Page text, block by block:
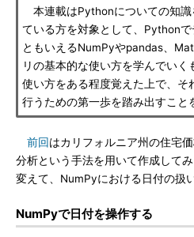
本連載はPythonについての知識
ている方を対象として、Python
ともいえるNumPyやpandas、
リの基本的な使い方を学んでい
使い方をある程度覚えた上で、そ
行うための第一歩を踏み出すこと
前回はカリフォルニア州の住宅
分析という手法を用いて作成して
変えて、NumPyにおける日付の扱
NumPyで日付を操作する